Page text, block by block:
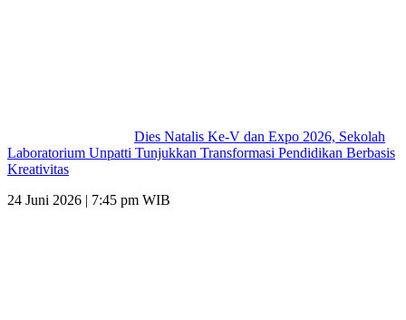
Dies Natalis Ke-V dan Expo 2026, Sekolah
Laboratorium Unpatti Tunjukkan Transformasi Pendidikan Berbasis
Kreativitas
24 Juni 2026 | 7:45 pm WIB